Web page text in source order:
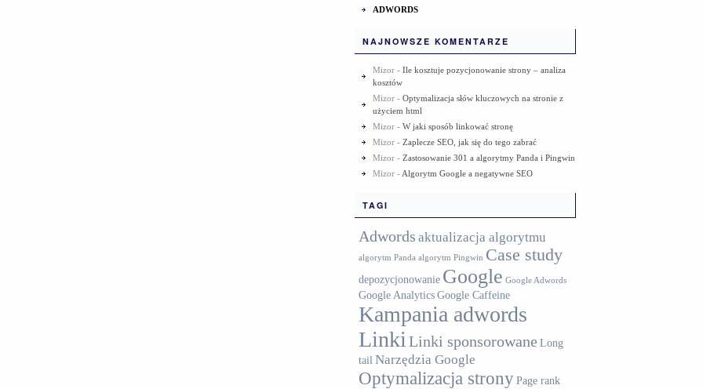
ADWORDS
NAJNOWSZE KOMENTARZE
Mizor- Ile kosztuje pozycjonowanie strony – analiza
kosztów
Mizor- Optymalizacja słów kluczowych na stronie z
użyciem html
Mizor- W jaki sposób linkować stronę
Mizor- Zaplecze SEO, jak się do tego zabrać
Mizor- Zastosowanie 301 a algorytmy Panda i Pingwin
Mizor- Algorytm Google a negatywne SEO
TAGI
Adwords aktualizacja algorytmu
algorytm Panda algorytm Pingwin Case study
depozycjonowanie Google Google Adwords
Google AnalyticsGoogle Caffeine
Kampania adwords
Linki Linki sponsorowane Long
tail Narzędzia Google
Optymalizacja stronyPage rank